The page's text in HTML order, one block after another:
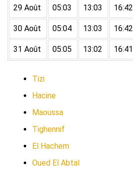
29 Août 05:03 13:03 16:42
30 Août 05:04 13:03 16:42
31 Août 05:05 13:02 16:41
Tizi
Hacine
Maoussa
Tighennif
El Hachem
Oued El Abtal